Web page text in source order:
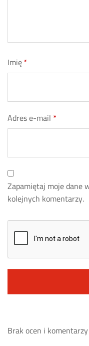
Imię*
Adres e-mail *
Zapamiętaj moje dane
kolejnych komentarzy.
Brak ocen i komentarzy